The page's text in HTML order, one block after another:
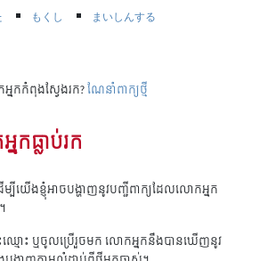
もくし
まいしんする
នកកំពុងស្វែងរក?ណែនាំពាក្យថ្មី
កធ្លាប់រក
យើងខ្ញុំអាចបង្ហាញនូវបញ្ជីពាក្យដែលលោកអ្នក
មោះ ឬចូលប្រើរួចមក លោកអ្នកនឹងបានឃើញនូវ